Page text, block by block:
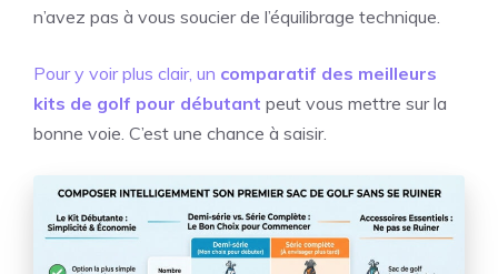
n’avez pas à vous soucier de l’équilibrage technique.
Pour y voir plus clair, un comparatif des meilleurs
kits de golf pour débutant peut vous mettre sur la
bonne voie. C’est une chance à saisir.